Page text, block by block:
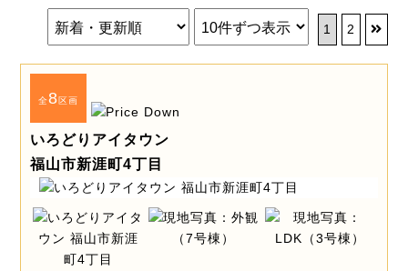
1 2
全8区画
いろどりアイタウン
福山市新涯町4丁目